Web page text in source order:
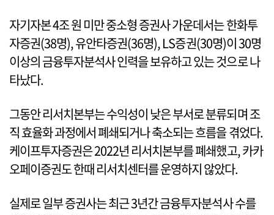
자기자본 4조 원 미만 중소형 증권사 가운데서는 한화투
자증권(38명), 유안타증권(36명), LS증권(30명)이 30명
이상의 금융투자분석사 인력을 보유하고 있는 것으로 나
타났다.
그동안 리서치본부는 수익성이 낮은 부서로 분류되며 조
직 효율화 과정에서 폐쇄되거나 축소되는 흐름을 겪었다.
케이프투자증권은 2022년 리서치본부를 폐쇄했고, 카카
오페이증권도 한때 리서치센터를 운영하지 않았다.
실제로 일부 증권사는 최근 3년간 금융투자분석사 수를